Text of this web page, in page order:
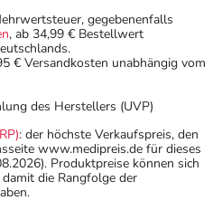
gegebenenfalls
, ab 34,99 € Bestellwert
€ Versandkosten unabhängig vom
des Herstellers (UVP)
: der höchste Verkaufspreis, den
www.medipreis.de für dieses
Produktpreise können sich
die Rangfolge der